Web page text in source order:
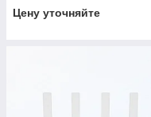
Цену уточняйте